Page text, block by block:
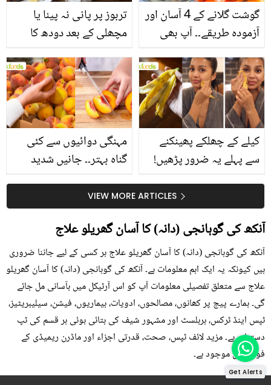
تربوز پر پانی نہ پینا یا
مچھلی کے بعد دودھ کا
سے متعلق غلط فہمیوں کی
حقیقت کیا ہے اور افواہ
کیا؟
گوشت گلانے کے 4 آسان اور
آزمودہ طریقے۔۔ آپ بھی
بتائے راز
مہنگی دوائیوں سے کئی
گناہ بہتر۔۔ جانیں شدید
کیوں کھانا چاہیے؟
کیلے کے چھلکے پھینکنے
سے پہلے یہ ضرور پڑھیں!
سستا اور قدرتی حلVIEW MORE ARTICLES
آنکھ کی گوہانجی (دانہ) کا آسان گھریلو علاج
آنکھ کی گوہانجی (دانہ) کا آسان گھریلو علاج ہر کسی کے لیے جاننا ضروری
ہیں کیونکہ یہ ایک اہم معلومات ہے۔ آنکھ کی گوہانجی (دانہ) کا آسان گھریلو
علاج سے متعلق تفصیلی معلومات آپ کو اس آرٹیکل میں بآسانی مل جائے
گی۔ ہمارے پیج پر کھانوں، مصالحوں، ادویات، بیماریوں، فیشن، سیلیبریٹیز،
ٹپس اینڈ ٹرکس، ہربلسٹ اور مشہور شیف کی بتائی ہوئی ہر قسم کی ٹپ
دستیاب ہے۔ مزید لائف ٹپس، صحت، قدرتی اجزاء اور ماڈرن ریمیڈی کے
فوڈز میں موجود ہے۔
Get Alerts